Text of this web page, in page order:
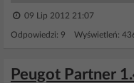
09 Lip 2012 21:07
Odpowiedzi: 9 Wyświetleń:
Peugot Partner